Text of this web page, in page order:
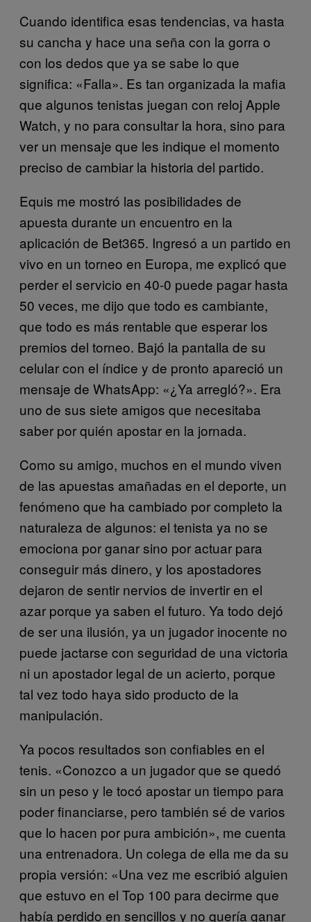
Cuando identifica esas tendencias, va hasta
su cancha y hace una seña con la gorra o
con los dedos que ya se sabe lo que
significa: «Falla». Es tan organizada la mafia
que algunos tenistas juegan con reloj Apple
Watch, y no para consultar la hora, sino para
ver un mensaje que les indique el momento
preciso de cambiar la historia del partido.
Equis me mostró las posibilidades de
apuesta durante un encuentro en la
aplicación de Bet365. Ingresó a un partido en
vivo en un torneo en Europa, me explicó que
perder el servicio en 40-0 puede pagar hasta
50 veces, me dijo que todo es cambiante,
que todo es más rentable que esperar los
premios del torneo. Bajó la pantalla de su
celular con el índice y de pronto apareció un
mensaje de WhatsApp: «¿Ya arregló?». Era
uno de sus siete amigos que necesitaba
saber por quién apostar en la jornada.
Como su amigo, muchos en el mundo viven
de las apuestas amañadas en el deporte, un
fenómeno que ha cambiado por completo la
naturaleza de algunos: el tenista ya no se
emociona por ganar sino por actuar para
conseguir más dinero, y los apostadores
dejaron de sentir nervios de invertir en el
azar porque ya saben el futuro. Ya todo dejó
de ser una ilusión, ya un jugador inocente no
puede jactarse con seguridad de una victoria
ni un apostador legal de un acierto, porque
tal vez todo haya sido producto de la
manipulación.
Ya pocos resultados son confiables en el
tenis. «Conozco a un jugador que se quedó
sin un peso y le tocó apostar un tiempo para
poder financiarse, pero también sé de varios
que lo hacen por pura ambición», me cuenta
una entrenadora. Un colega de ella me da su
propia versión: «Una vez me escribió alguien
que estuvo en el Top 100 para decirme que
había perdido en sencillos y no quería ganar